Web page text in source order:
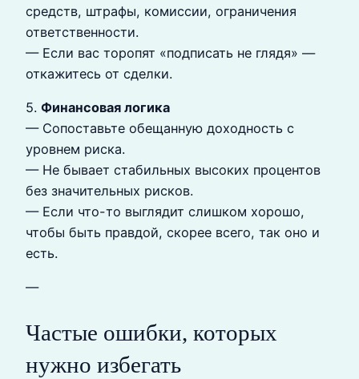
средств, штрафы, комиссии, ограничения
ответственности.
— Если вас торопят «подписать не глядя» —
откажитесь от сделки.
5. Финансовая логика
— Сопоставьте обещанную доходность с
уровнем риска.
— Не бывает стабильных высоких процентов
без значительных рисков.
— Если что-то выглядит слишком хорошо,
чтобы быть правдой, скорее всего, так оно и
есть.
—
Частые ошибки, которых
нужно избегать